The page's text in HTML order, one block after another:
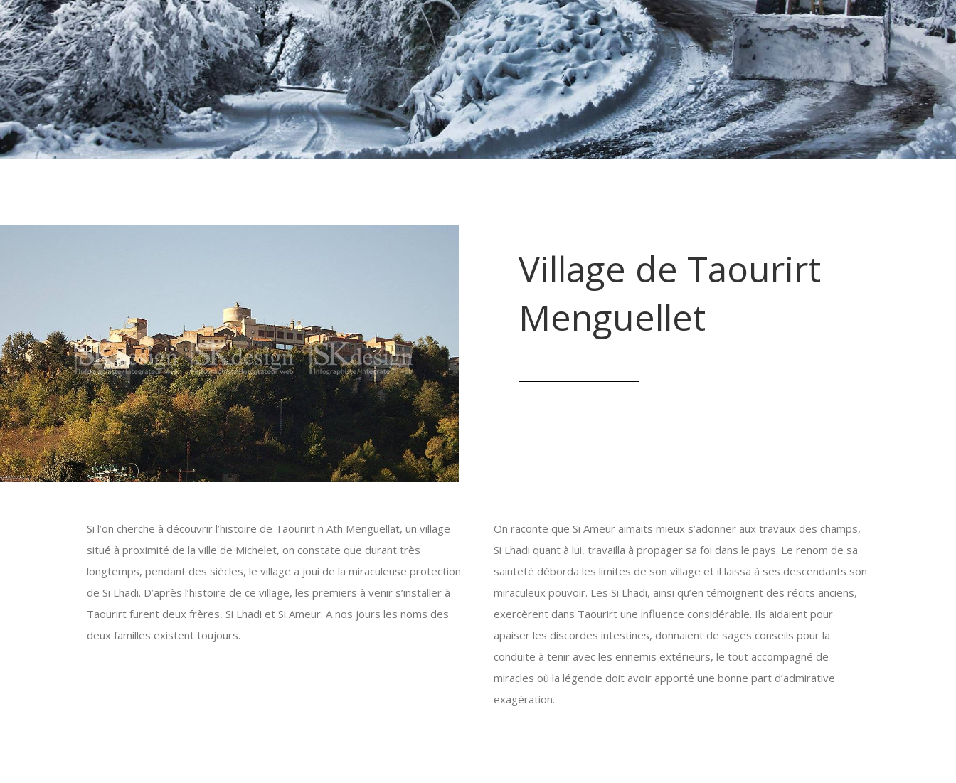
Village de Taourirt
Menguellet
Si l’on cherche à découvrir l’histoire de Taourirt n Ath Menguellat, un village
situé à proximité de la ville de Michelet, on constate que durant très
longtemps, pendant des siècles, le village a joui de la miraculeuse protection
de Si Lhadi. D’après l’histoire de ce village, les premiers à venir s’installer à
Taourirt furent deux frères, Si Lhadi et Si Ameur. A nos jours les noms des
deux familles existent toujours.
On raconte que Si Ameur aimaits mieux s’adonner aux travaux des champs,
Si Lhadi quant à lui, travailla à propager sa foi dans le pays. Le renom de sa
sainteté déborda les limites de son village et il laissa à ses descendants son
miraculeux pouvoir. Les Si Lhadi, ainsi qu’en témoignent des récits anciens,
exercèrent dans Taourirt une influence considérable. Ils aidaient pour
apaiser les discordes intestines, donnaient de sages conseils pour la
conduite à tenir avec les ennemis extérieurs, le tout accompagné de
miracles où la légende doit avoir apporté une bonne part d’admirative
exagération.